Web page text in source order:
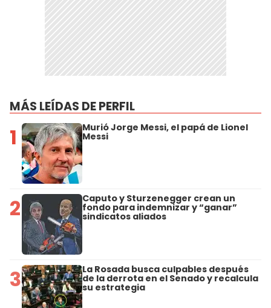
MÁS LEÍDAS DE PERFIL
1 Murió Jorge Messi, el papá de Lionel
Messi
2 Caputo y Sturzenegger crean un
fondo para indemnizar y “ganar”
sindicatos aliados
3 La Rosada busca culpables después
de la derrota en el Senado y recalcula
su estrategia